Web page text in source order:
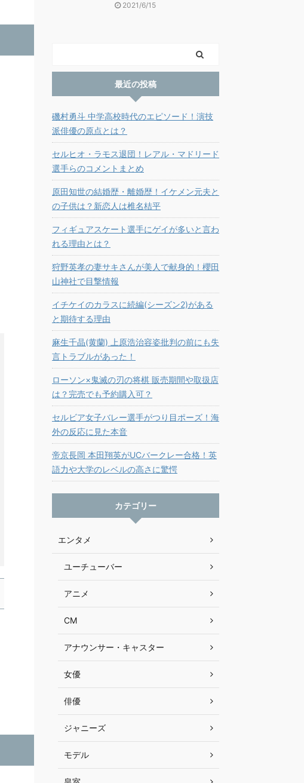
2021/6/15
最近の投稿
磯村勇斗 中学高校時代のエピソード！演技
派俳優の原点とは？
セルヒオ・ラモス退団！レアル・マドリード
選手らのコメントまとめ
原田知世の結婚歴・離婚歴！イケメン元夫と
の子供は？新恋人は椎名桔平
フィギュアスケート選手にゲイが多いと言わ
れる理由とは？
狩野英孝の妻サキさんが美人で献身的！櫻田
山神社で目撃情報
イチケイのカラスに続編(シーズン2)がある
と期待する理由
麻生千晶(黄蘭) 上原浩治容姿批判の前にも失
言トラブルがあった！
ローソン×鬼滅の刃の将棋 販売期間や取扱店
は？完売でも予約購入可？
セルビア女子バレー選手がつり目ポーズ！海
外の反応に見た本音
帝京長岡 本田翔英がUCバークレー合格！英
語力や大学のレベルの高さに驚愕
カテゴリー
エンタメ
ユーチューバー
アニメ
CM
アナウンサー・キャスター
女優
俳優
ジャニーズ
モデル